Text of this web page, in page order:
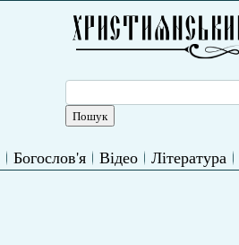
Богослов'я Відео Література